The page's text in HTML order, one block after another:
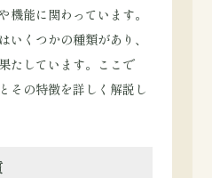
機能に関わっています。
いくつかの種類があり、
たしています。ここで
その特徴を詳しく解説し